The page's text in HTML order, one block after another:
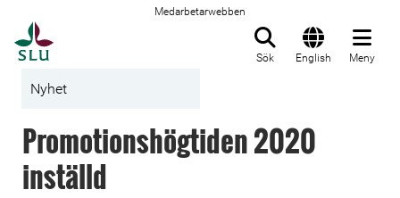
Medarbetarwebben
Sök English Meny
Nyhet
Promotionshögtiden 2020
inställd